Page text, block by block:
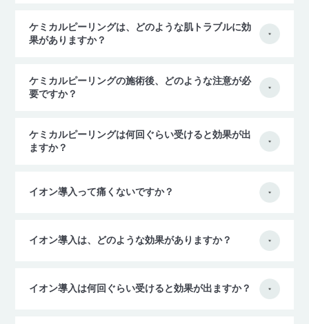
ケミカルピーリングは、どのような肌トラブルに効
果がありますか？
ケミカルピーリングの施術後、どのような注意が必
要ですか？
ケミカルピーリングは何回ぐらい受けると効果が出
ますか？
イオン導入って痛くないですか？
イオン導入は、どのような効果がありますか？
イオン導入は何回ぐらい受けると効果が出ますか？